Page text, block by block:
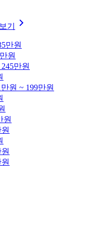
기
만원
원
만원
만원 ~ 199만원
원